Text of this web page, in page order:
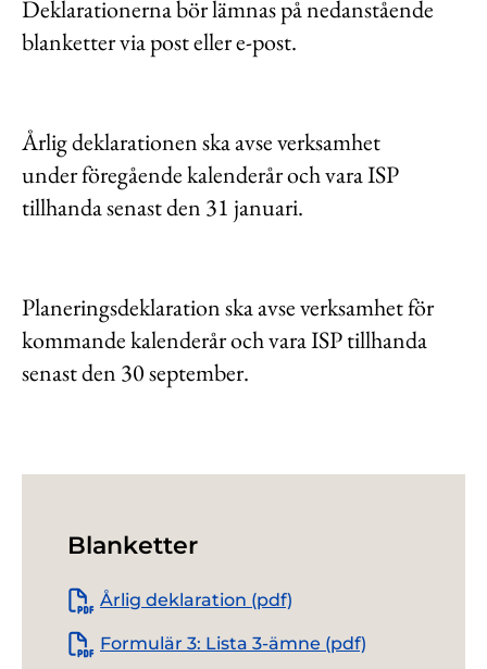
Deklarationerna bör lämnas på nedanstående
blanketter via post eller e-post.
Årlig deklarationen ska avse verksamhet
under föregående kalenderår och vara ISP
tillhanda senast den 31 januari.
Planeringsdeklaration ska avse verksamhet för
kommande kalenderår och vara ISP tillhanda
senast den 30 september.
Blanketter
Årlig deklaration (pdf)
Formulär 3: Lista 3-ämne (pdf)